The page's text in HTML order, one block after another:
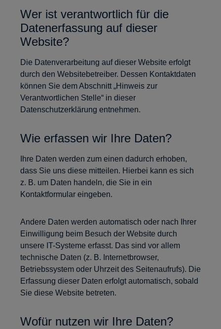
Wer ist verantwortlich für die
Datenerfassung auf dieser
Website?
Die Datenverarbeitung auf dieser Website erfolgt
durch den Websitebetreiber. Dessen Kontaktdaten
können Sie dem Abschnitt „Hinweis zur
Verantwortlichen Stelle“ in dieser
Datenschutzerklärung entnehmen.
Wie erfassen wir Ihre Daten?
Ihre Daten werden zum einen dadurch erhoben,
dass Sie uns diese mitteilen. Hierbei kann es sich
z. B. um Daten handeln, die Sie in ein
Kontaktformular eingeben.
Andere Daten werden automatisch oder nach Ihrer
Einwilligung beim Besuch der Website durch
unsere IT-Systeme erfasst. Das sind vor allem
technische Daten (z. B. Internetbrowser,
Betriebssystem oder Uhrzeit des Seitenaufrufs). Die
Erfassung dieser Daten erfolgt automatisch, sobald
Sie diese Website betreten.
Wofür nutzen wir Ihre Daten?